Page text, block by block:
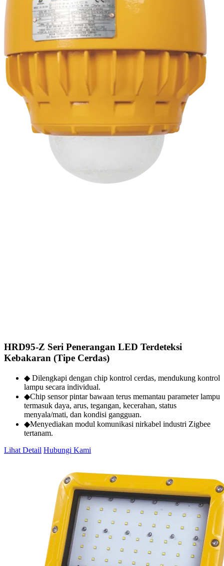
HRD95-Z Seri Penerangan LED Terdeteksi
Kebakaran (Tipe Cerdas)
◆ Dilengkapi dengan chip kontrol cerdas, mendukung kontrol
lampu secara individual.
◆Chip sensor pintar bawaan terus memantau parameter lampu
termasuk daya, arus, tegangan, kecerahan, status
menyala/mati, dan kondisi gangguan.
◆Menyediakan modul komunikasi nirkabel industri Zigbee
tertanam.
Lihat Detail Hubungi Kami